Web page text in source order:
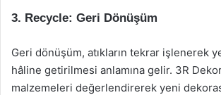
3. Recycle: Geri Dönüşüm
Geri dönüşüm, atıkların tekrar işlenerek
hâline getirilmesi anlamına gelir. 3R
malzemeleri değerlendirerek yeni